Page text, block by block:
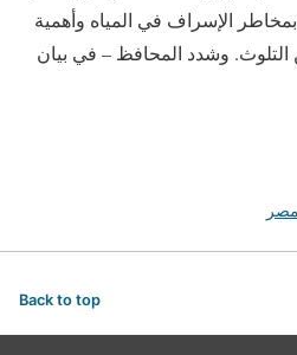
بمخاطر الإسراف في المياه وأهمية
التلوث. وشدد المحافظ – في بيان
مصر
Back to top